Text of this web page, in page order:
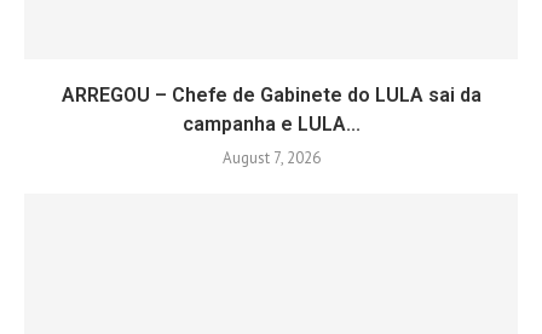
ARREGOU – Chefe de Gabinete do LULA sai da
campanha e LULA...
August 7, 2026